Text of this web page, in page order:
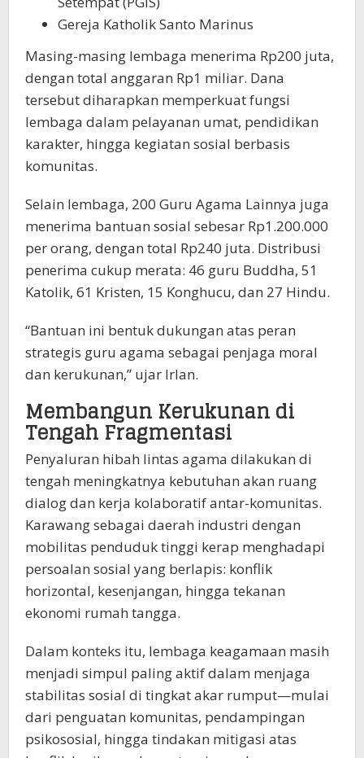
Gereja Katholik Santo Marinus
Masing-masing lembaga menerima Rp200 juta,
dengan total anggaran Rp1 miliar. Dana
tersebut diharapkan memperkuat fungsi
lembaga dalam pelayanan umat, pendidikan
karakter, hingga kegiatan sosial berbasis
komunitas.
Selain lembaga, 200 Guru Agama Lainnya juga
menerima bantuan sosial sebesar Rp1.200.000
per orang, dengan total Rp240 juta. Distribusi
penerima cukup merata: 46 guru Buddha, 51
Katolik, 61 Kristen, 15 Konghucu, dan 27 Hindu.
“Bantuan ini bentuk dukungan atas peran
strategis guru agama sebagai penjaga moral
dan kerukunan,” ujar Irlan.
Membangun Kerukunan di
Tengah Fragmentasi
Penyaluran hibah lintas agama dilakukan di
tengah meningkatnya kebutuhan akan ruang
dialog dan kerja kolaboratif antar-komunitas.
Karawang sebagai daerah industri dengan
mobilitas penduduk tinggi kerap menghadapi
persoalan sosial yang berlapis: konflik
horizontal, kesenjangan, hingga tekanan
ekonomi rumah tangga.
Dalam konteks itu, lembaga keagamaan masih
menjadi simpul paling aktif dalam menjaga
stabilitas sosial di tingkat akar rumput—mulai
dari penguatan komunitas, pendampingan
psikososial, hingga tindakan mitigasi atas